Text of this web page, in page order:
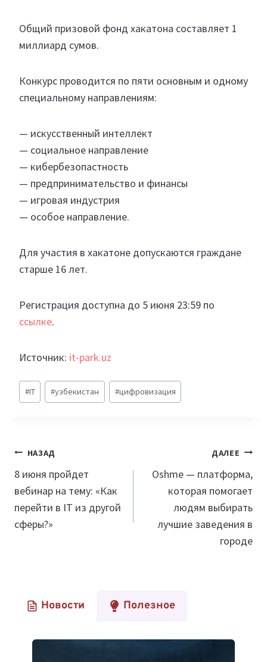
Общий призовой фонд хакатона составляет 1
миллиард сумов.
Конкурс проводится по пяти основным и одному
специальному направлениям:
— искусственный интеллект
— социальное направление
— кибербезопастность
— предпринимательство и финансы
— игровая индустрия
— особое направление.
Для участия в хакатоне допускаются граждане
старше 16 лет.
Регистрация доступна до 5 июня 23:59 по
ссылке.
Источник: it-park.uz
Метки
записи:
#IT #узбекистан #цифровизация
Навигация
по
записям
НАЗАД
8 июня пройдет
вебинар на тему: «Как
перейти в IT из другой
сферы?»
ДАЛЕЕ
Oshme — платформа,
которая помогает
людям выбирать
лучшие заведения в
городе
Новости Полезное